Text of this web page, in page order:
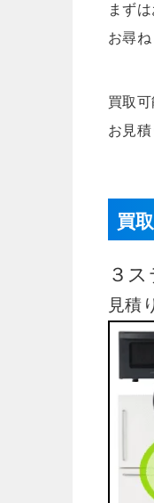
まず
お尋ね
買取
お見
買
３
見積